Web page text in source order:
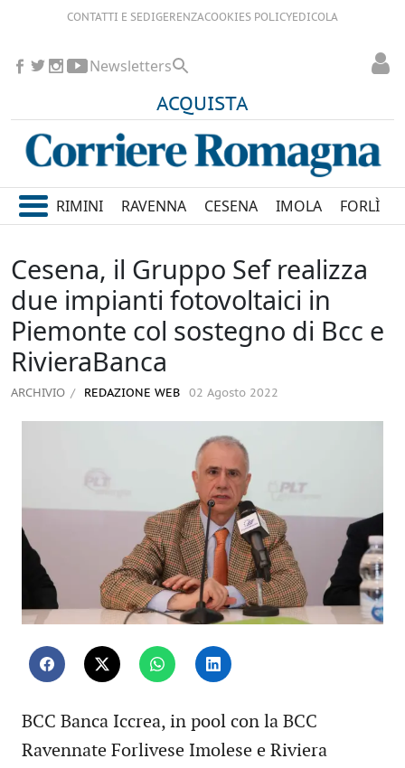
CONTATTI E SEDIGERENZACOOKIES POLICYEDICOLA
ACQUISTA
Newsletters
RIMINI RAVENNA CESENA IMOLA FORLÌ
Cesena, il Gruppo Sef realizza
due impianti fotovoltaici in
Piemonte col sostegno di Bcc e
RivieraBanca
ARCHIVIO REDAZIONE WEB 02 Agosto 2022
BCC Banca Iccrea, in pool con la BCC
Ravennate Forlivese Imolese e Riviera